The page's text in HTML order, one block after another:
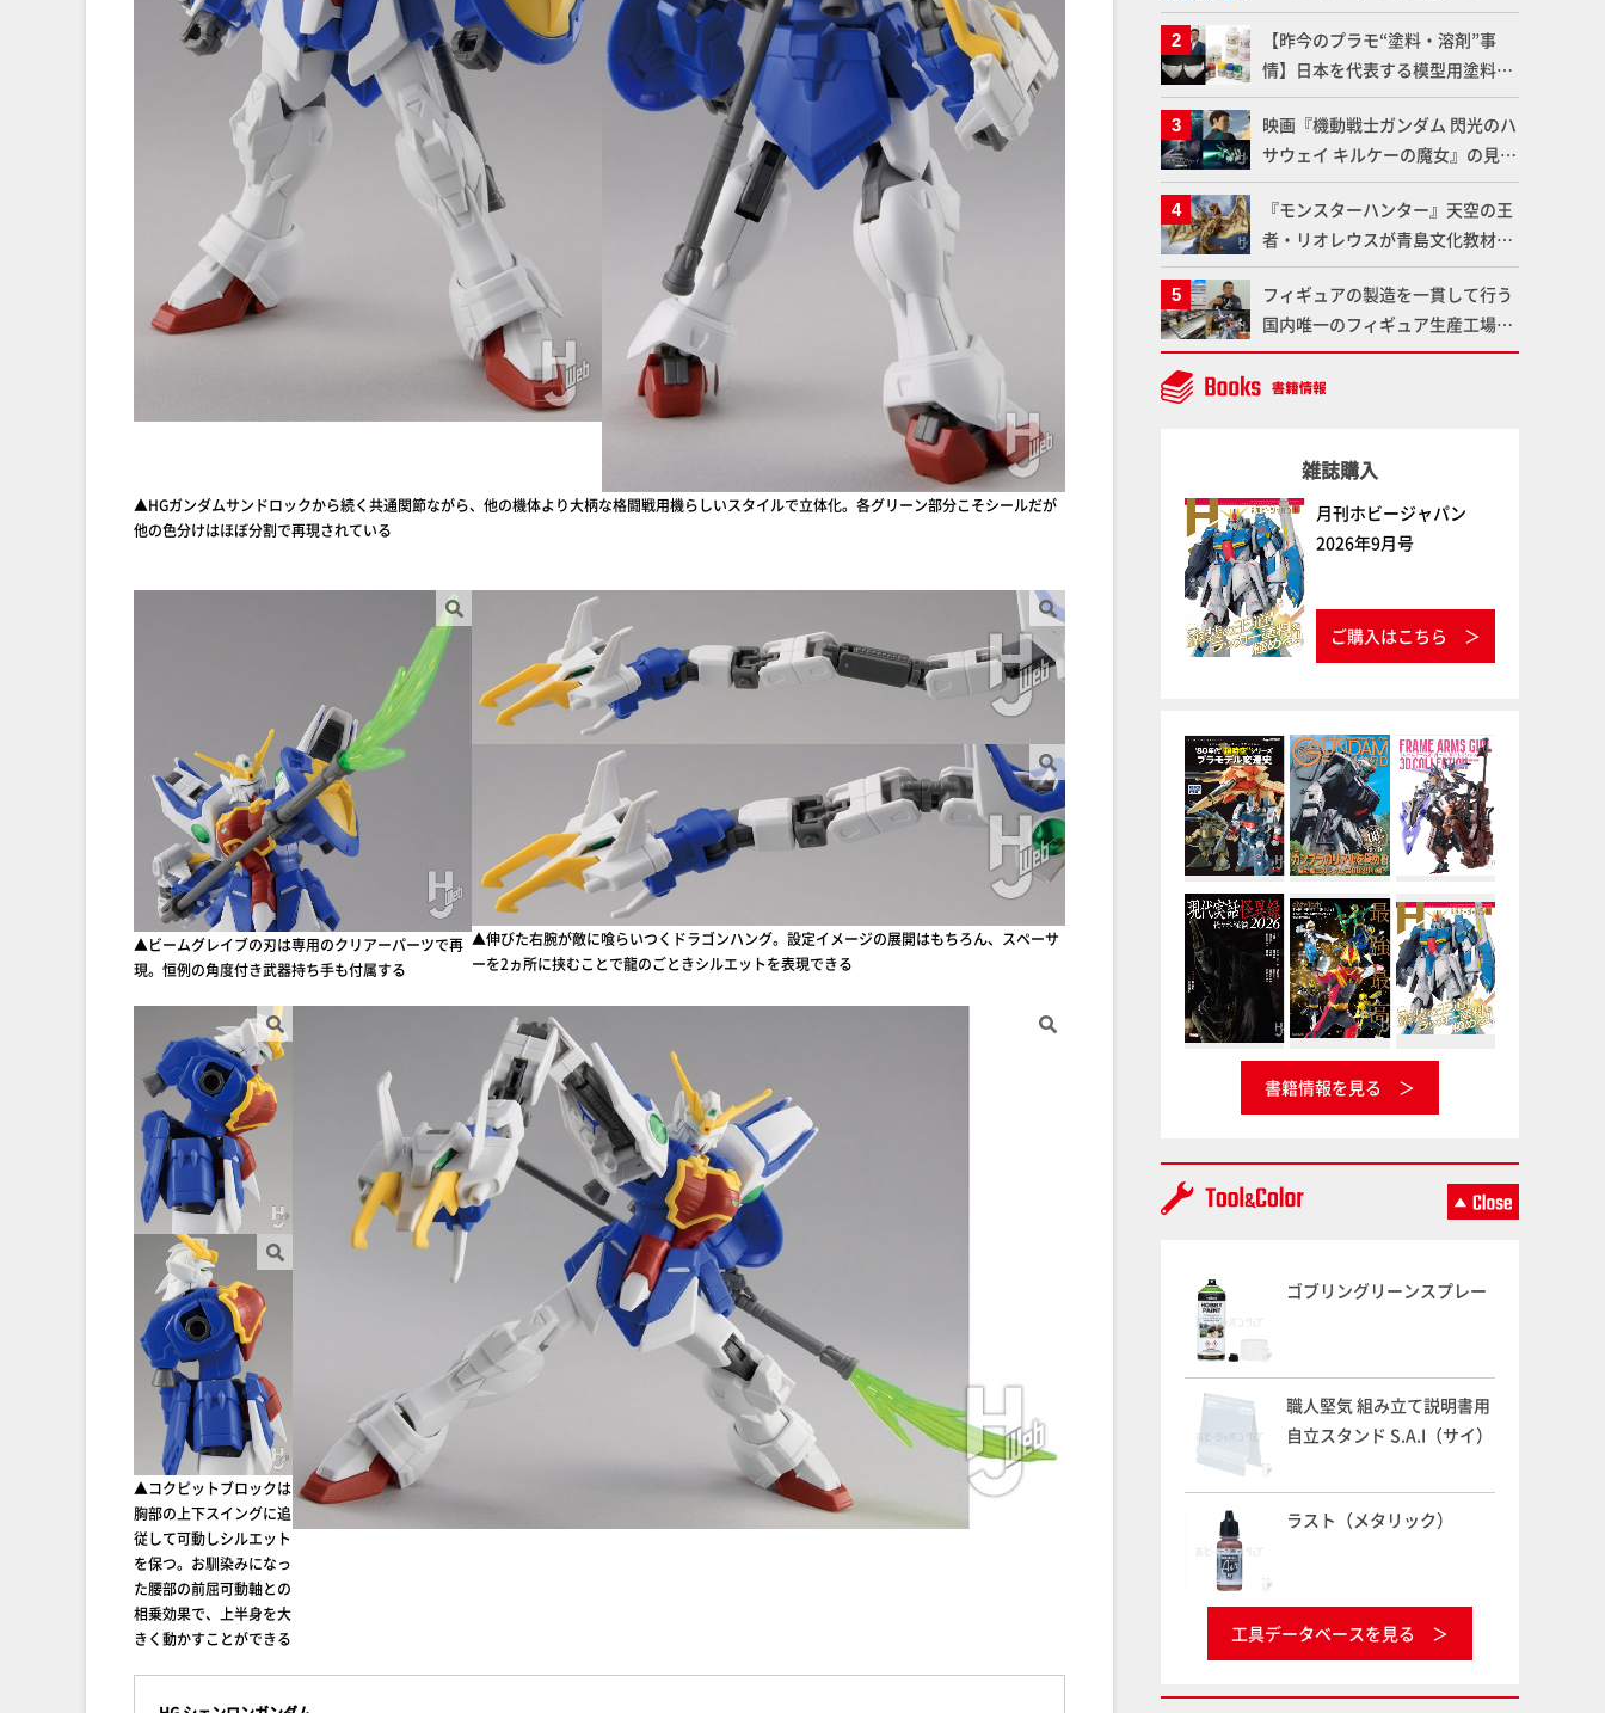
▲HGガンダムサンドロックから続く共通関節ながら、他の機体より大柄な格闘戦用機らしいスタイルで立体化。各グリーン部分こそシールだが
他の色分けはほぼ分割で再現されている
▲ビームグレイブの刃は専用のクリアーパーツで再
現。恒例の角度付き武器持ち手も付属する
▲伸びた右腕が敵に喰らいつくドラゴンハング。設定イメージの展開はもちろん、スペーサ
ーを2ヵ所に挟むことで龍のごときシルエットを表現できる
▲コクピットブロックは
胸部の上下スイングに追
従して可動しシルエット
を保つ。お馴染みになっ
た腰部の前屈可動軸との
相乗効果で、上半身を大
きく動かすことができる
ンナップ！ウェイブライダーへの
変形、劇中どおりのプロポーショ
ンを再現【機動戦士Zガンダム】
【昨今のプラモ“塗料・溶剤”事
情】日本を代表する模型用塗料
「Mr.カラー」やツールメーカー
である「GSIクレオス」が語るラ
ッカー塗料の未来とは？
映画『機動戦士ガンダム 閃光のハ
サウェイ キルケーの魔女』の見放
題配信が8月31日（月）よりスタ
ート！Prime Videoで国内独占配
信
『モンスターハンター』天空の王
者・リオレウスが青島文化教材社
「PLAfig.」にラインナップ！原
型・蟹蟲修造氏の彩色作例で超ハ
イディテールかつ躍動感に満ちた
造形をチェック
フィギュアの製造を一貫して行う
国内唯一のフィギュア生産工場グ
ッドスマイルカンパニーの楽月・
望月工場に突撃！谷本工場長への
雑誌購入
月刊ホビージャパン
2026年9月号
ご購入はこちら
書籍情報を見る
ゴブリングリーンスプレー
職人堅気 組み立て説明書用
自立スタンド S.A.I（サイ）
ラスト（メタリック）
工具データベースを見る